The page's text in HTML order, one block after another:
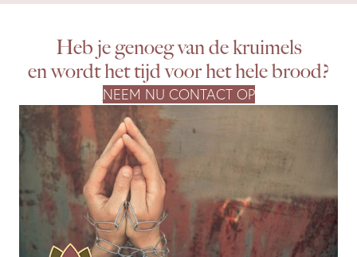
Heb je genoeg van de kruimels
en wordt het tijd voor het hele brood?
NEEM NU CONTACT OP